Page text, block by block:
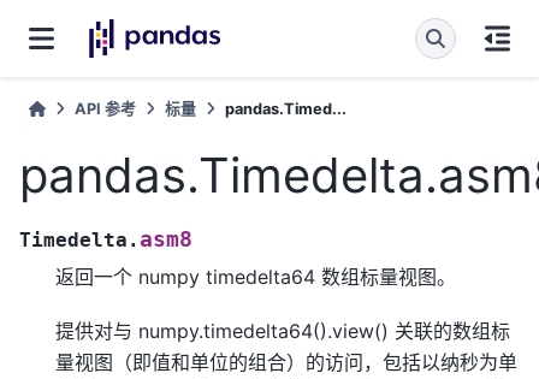
API 参考 标量 pandas.Timed...
Timedelta.asm8
返回一个 numpy timedelta64 数组标量视图。
提供对与 numpy.timedelta64().view() 关联的数组标
量视图（即值和单位的组合）的访问，包括以纳秒为单